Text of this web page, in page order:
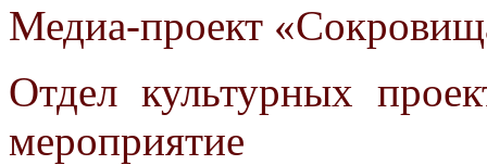
Медиа-проект
Отдел культурных
мероприятие